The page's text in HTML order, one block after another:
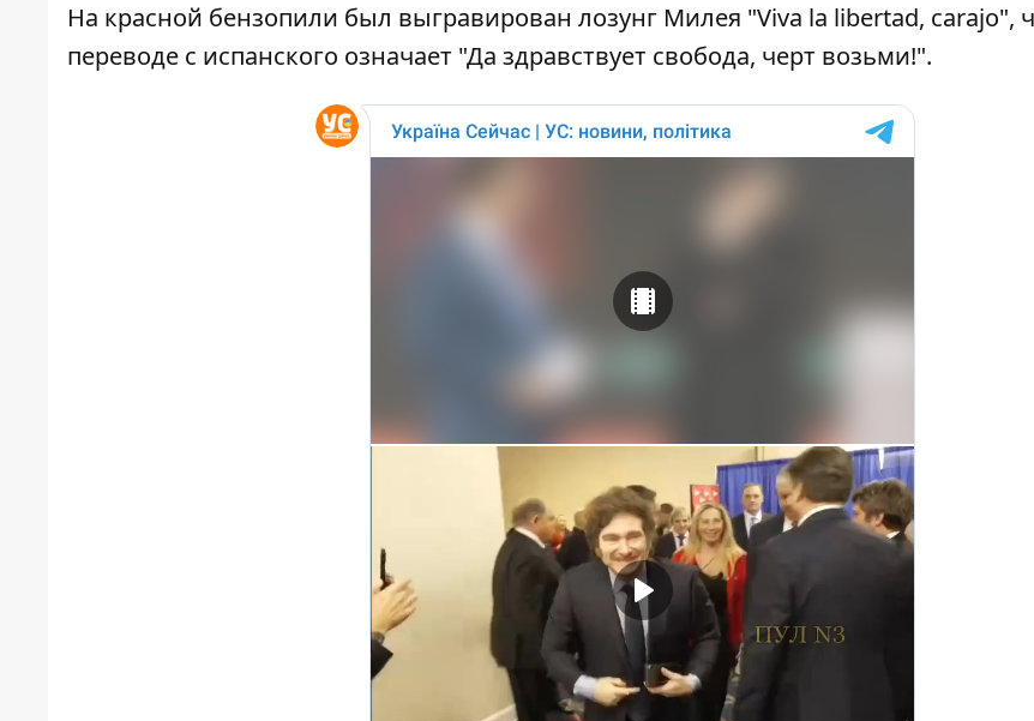
На красной бензопили был выгравирован лозунг Милея "Viva la libertad, carajo",
переводе с испанского означает "Да здравствует свобода, черт возьми!".